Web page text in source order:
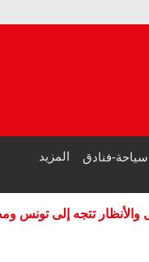
سياحة-فنادق المزيد